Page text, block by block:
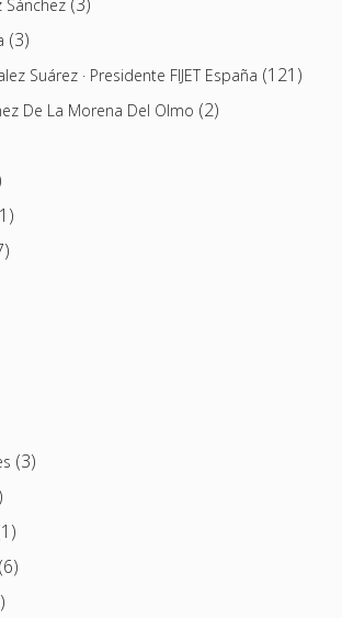
Sánchez
(3)
Suárez · Presidente FIJET España (121)
De La Morena Del Olmo (2)
(3)
(6)